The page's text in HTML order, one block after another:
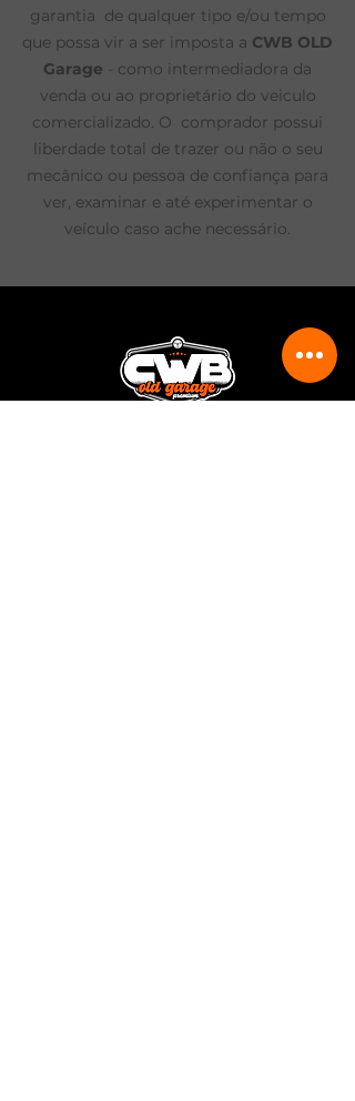
garantia de qualquer tipo e/ou tempo
que possa vir a ser imposta a CWB OLD
Garage - como intermediadora da
venda ou ao proprietário do veiculo
comercializado. O comprador possui
liberdade total de trazer ou não o seu
mecânico ou pessoa de confiança para
ver, examinar e até experimentar o
veículo caso ache necessário.